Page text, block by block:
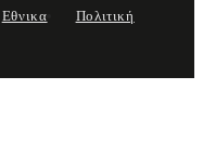
Εθνικα Πολιτική